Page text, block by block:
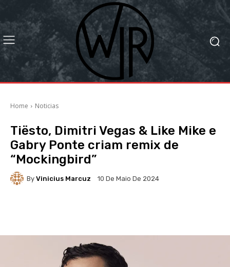
Home Noticias
Tiësto, Dimitri Vegas & Like Mike e
Gabry Ponte criam remix de
“Mockingbird”
By Vinicius Marcuz 10 De Maio De 2024